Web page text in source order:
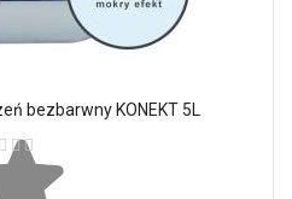
bezbarwny KONEKT 5L